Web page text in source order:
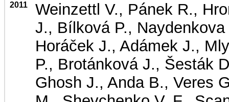
2011
Weinzettl V., Pánek R.,
J., Bílková P.,
Horáček J., Adámek J.,
P., Brotánková J., Šesták
Ghosh J., Anda B., Veres